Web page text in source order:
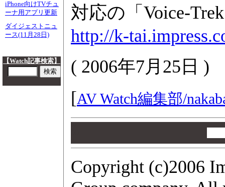
iPhone向けTVチュ
ーナ用アプリ更新
ダイジェストニュ
ース(11月28日)
【Watch記事検索】
対応の「Voice-
http://k-
( 2006年7月25日 )
[AV Watch編集部/
Copyright (c)2006